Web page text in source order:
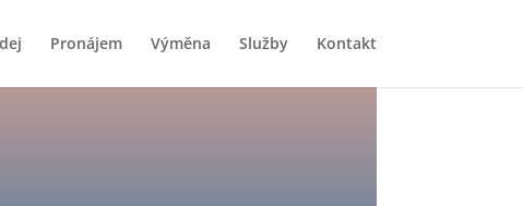
Pronájem Výměna Služby Kontakt